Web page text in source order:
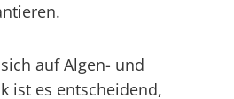
auf Algen- und
ist es entscheidend,